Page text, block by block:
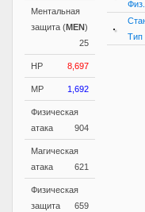
Ментальная
защита (MEN)
25
HP 8,697
MP 1,692
Физическая
атака
904
Магическая
атака
621
Физическая
защита
659
Физ.
Тип